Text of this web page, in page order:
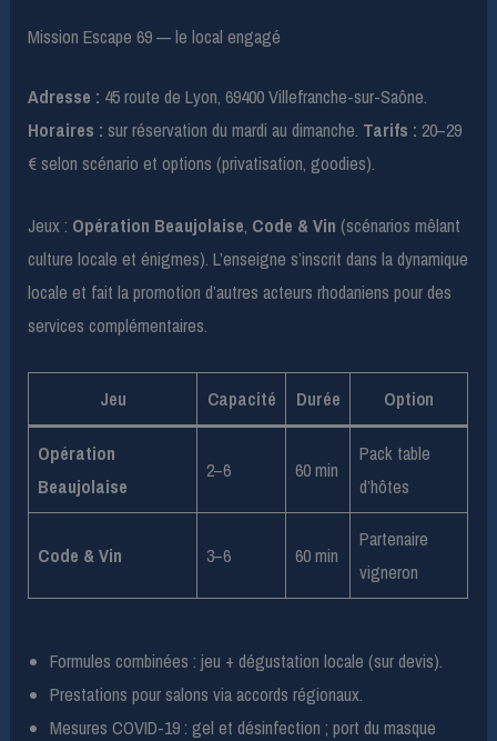
Mission Escape 69 — le local engagé
Adresse : 45 route de Lyon, 69400 Villefranche-sur-Saône.
Horaires : sur réservation du mardi au dimanche. Tarifs : 20–29
€ selon scénario et options (privatisation, goodies).
Jeux : Opération Beaujolaise, Code & Vin (scénarios mêlant
culture locale et énigmes). L’enseigne s’inscrit dans la dynamique
locale et fait la promotion d’autres acteurs rhodaniens pour des
services complémentaires.
Jeu Capacité Durée Option
Opération
Beaujolaise
2–6 60 min
Pack table
d’hôtes
Code & Vin 3–6 60 min
Partenaire
vigneron
Formules combinées : jeu + dégustation locale (sur devis).
Prestations pour salons via accords régionaux.
Mesures COVID-19 : gel et désinfection ; port du masque